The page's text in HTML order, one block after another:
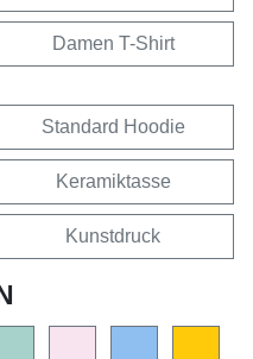
Damen T-Shirt
Standard Hoodie
Keramiktasse
Kunstdruck